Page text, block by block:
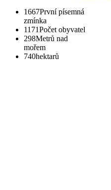
1667První písemná
zmínka
1171Počet obyvatel
298Metrů nad
mořem
740hektarů